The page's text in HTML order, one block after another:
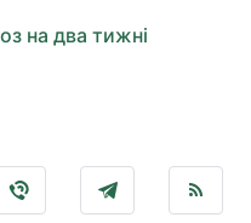
на два тижні